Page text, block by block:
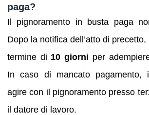
paga?
Il pignoramento in busta paga
Dopo la notifica dell’atto di
termine di 10 giorni per
In caso di mancato pagamento,
agire con il pignoramento presso
il datore di lavoro.